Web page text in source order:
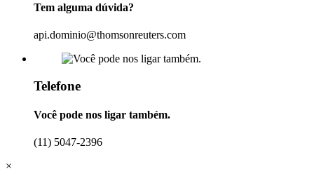
Tem alguma dúvida?
api.dominio@thomsonreuters.com
Telefone
Você pode nos ligar também.
(11) 5047-2396
×